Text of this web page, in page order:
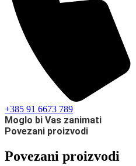
+385 91 6673 789
Moglo bi Vas zanimati
Povezani proizvodi
Povezani proizvodi